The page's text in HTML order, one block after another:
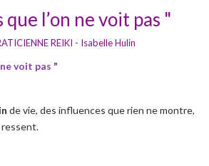
que l’on ne voit pas "
REIKI - Isabelle Hulin
voit pas "
de vie, des influences que rien ne montre,